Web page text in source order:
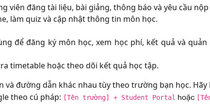
viên đăng tài liệu, bài giảng, thông báo và yêu cầu nộp
làm quiz và cập nhật thông tin môn học.
để đăng ký môn học, xem học phí, kết quả và
timetable hoặc theo dõi kết quả học tập.
và đường dẫn khác nhau tùy theo trường bạn học.
theo cú pháp: [Tên trường] + Student Portal hoặc